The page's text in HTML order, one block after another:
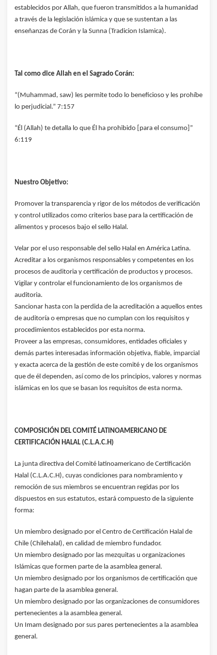
establecidos por Allah, que fueron transmitidos a la humanidad
a través de la legislación islámica y que se sustentan a las
enseñanzas de Corán y la Sunna (Tradicion Islamica).
Tal como dice Allah en el Sagrado Corán:
“(Muhammad, saw) les permite todo lo beneficioso y les prohíbe
lo perjudicial.” 7:157
“Él (Allah) te detalla lo que Él ha prohibido [para el consumo]”
6:119
Nuestro Objetivo:
Promover la transparencia y rigor de los métodos de verificación
y control utilizados como criterios base para la certificación de
alimentos y procesos bajo el sello Halal.
Velar por el uso responsable del sello Halal en América Latina.
Acreditar a los organismos responsables y competentes en los
procesos de auditoria y certificación de productos y procesos.
Vigilar y controlar el funcionamiento de los organismos de
auditoria.
Sancionar hasta con la perdida de la acreditación a aquellos entes
de auditoría o empresas que no cumplan con los requisitos y
procedimientos establecidos por esta norma.
Proveer a las empresas, consumidores, entidades oficiales y
demás partes interesadas información objetiva, fiable, imparcial
y exacta acerca de la gestión de este comité y de los organismos
que de él dependen, así como de los principios, valores y normas
islámicas en los que se basan los requisitos de esta norma.
COMPOSICIÓN DEL COMITÉ LATINOAMERICANO DE
CERTIFICACIÓN HALAL (C.L.A.C.H)
La junta directiva del Comité latinoamericano de Certificación
Halal (C.L.A.C.H), cuyas condiciones para nombramiento y
remoción de sus miembros se encuentran regidas por los
dispuestos en sus estatutos, estará compuesto de la siguiente
forma:
Un miembro designado por el Centro de Certificación Halal de
Chile (Chilehalal), en calidad de miembro fundador.
Un miembro designado por las mezquitas u organizaciones
Islámicas que formen parte de la asamblea general.
Un miembro designado por los organismos de certificación que
hagan parte de la asamblea general.
Un miembro designado por las organizaciones de consumidores
pertenecientes a la asamblea general.
Un Imam designado por sus pares pertenecientes a la asamblea
general.